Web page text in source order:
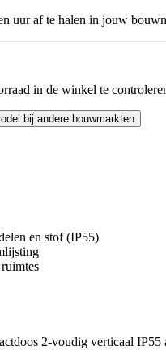
uur af te halen in jouw
in de winkel te
bij andere bouwmarkten
en stof (IP55)
2-voudig verticaal IP55